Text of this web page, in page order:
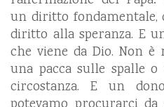
un diritto
diritto alla speranza. E
che viene da Dio. Non
una pacca sulle spalle
circostanza. E un